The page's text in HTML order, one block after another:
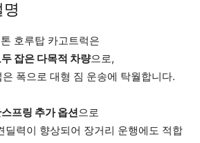
호루탑 카고트럭은
잡은 다목적 차량으로,
폭으로 대형 짐 운송에 탁월합니다.
프링 추가 옵션으로
딜력이 향상되어 장거리 운행에도 적합